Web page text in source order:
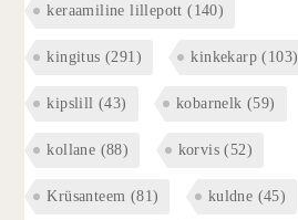
keraamiline lillepott (140)
kingitus (291) kinkekarp (103)
kipslill (43) kobarnelk (59)
kollane (88) korvis (52)
Krüsanteem (81) kuldne (45)